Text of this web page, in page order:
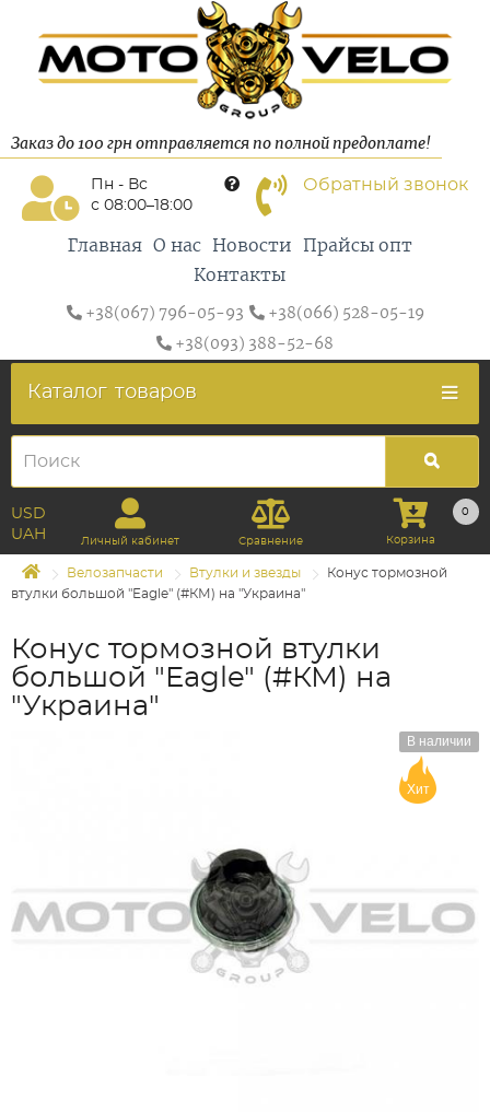
Заказ до 100 грн отправляется по полной предоплате!
Пн - Вс
с 08:00–18:00
Обратный звонок
Главная О нас Новости
Прайсы опт
Контакты
+38(067) 796-05-93
+38(066) 528-05-19
+38(093) 388-52-68
Каталог товаров
USD
UAH
Личный кабинет Сравнение
0
Корзина
Велозапчасти Втулки и звезды
Конус тормозной
втулки большой "Eagle" (#КМ) на "Украина"
Конус тормозной втулки
большой "Eagle" (#КМ) на
"Украина"
В наличии
Хит